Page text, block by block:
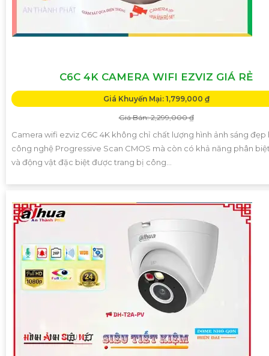
C6C 4K CAMERA WIFI EZVIZ GIÁ RẺ
Giá Khuyến Mại: 1,799,000 ₫
Giá Bán: 2,299,000 ₫
Camera wifi ezviz C6C 4K không chỉ chất lượng hình ảnh sáng đẹp
công nghệ Progressive Scan CMOS mà còn có khả năng phân
và động vật đặc biệt được trang bị công...